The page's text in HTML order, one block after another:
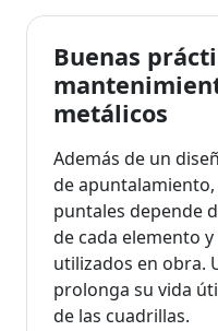
Buenas
metálicos
Además de un
de
puntales depende
de cada elemento
utilizados en obra.
prolonga su vida
de las cuadrillas.